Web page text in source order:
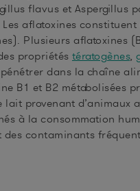
flavus et Aspergillus
aflatoxines
Plusieurs aflatoxines
propriétés tératogènes,
dans la chaîne
B1 et B2 métabolisées
lait provenant
à la consommation
contaminants